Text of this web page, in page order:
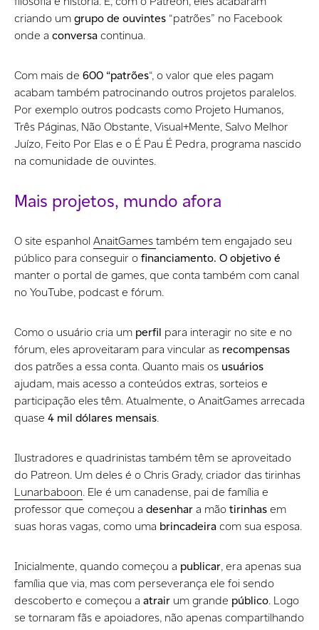
criando umgrupo de ouvintes “patrões” no Facebook
onde a conversacontinua.
Com mais de 600 “patrões“, o valor que eles pagam
acabam também patrocinando outros projetos paralelos.
Por exemplo outros podcasts como Projeto Humanos,
Três Páginas, Não Obstante, Visual+Mente, Salvo Melhor
Juízo, Feito Por Elas e o É Pau É Pedra, programa nascido
na comunidade de ouvintes.
Mais projetos, mundo afora
O site espanhol AnaitGamestambém tem engajado seu
público para conseguir ofinanciamento. O objetivo é
manter o portal de games, que conta também com canal
no YouTube, podcast e fórum.
Como o usuário cria um perfil para interagir no site e no
fórum, eles aproveitaram para vincular as recompensas
dos patrões a essa conta. Quanto mais os usuários
ajudam, mais acesso a conteúdos extras, sorteios e
participação eles têm. Atualmente, o AnaitGames arrecada
quase 4 mil dólares mensais.
Ilustradores e quadrinistas também têm se aproveitado
do Patreon. Um deles é o Chris Grady, criador das tirinhas
Lunarbaboon. Ele é um canadense, pai de família e
professor que começou a desenhara mãotirinhasem
suas horas vagas, como uma brincadeiracom sua esposa.
Inicialmente, quando começou a publicar, era apenas sua
família que via, mas com perseverança ele foi sendo
descoberto e começou a atrair um grande público. Logo
se tornaram fãs e apoiadores, não apenas compartilhando